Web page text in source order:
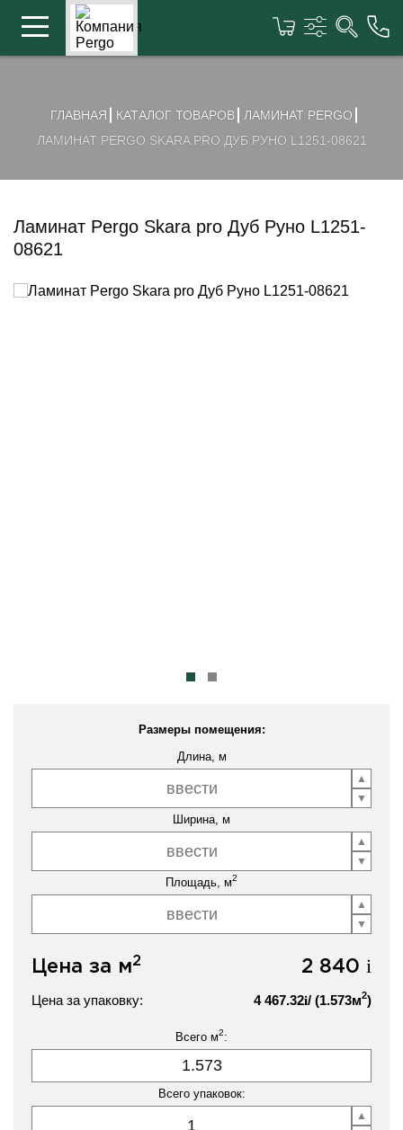
ГЛАВНАЯ КАТАЛОГ ТОВАРОВ
ЛАМИНАТ PERGO
ЛАМИНАТ PERGO SKARA PRO ДУБ РУНО L1251-08621
Ламинат Pergo Skara pro Дуб Руно L1251-
08621
Размеры помещения:
Длина, м
Ширина, м
Площадь, м2
Цена за м2 2 840 i
Цена за упаковку: 4 467.32i/ (1.573м2)
Всего м2:
Всего упаковок: